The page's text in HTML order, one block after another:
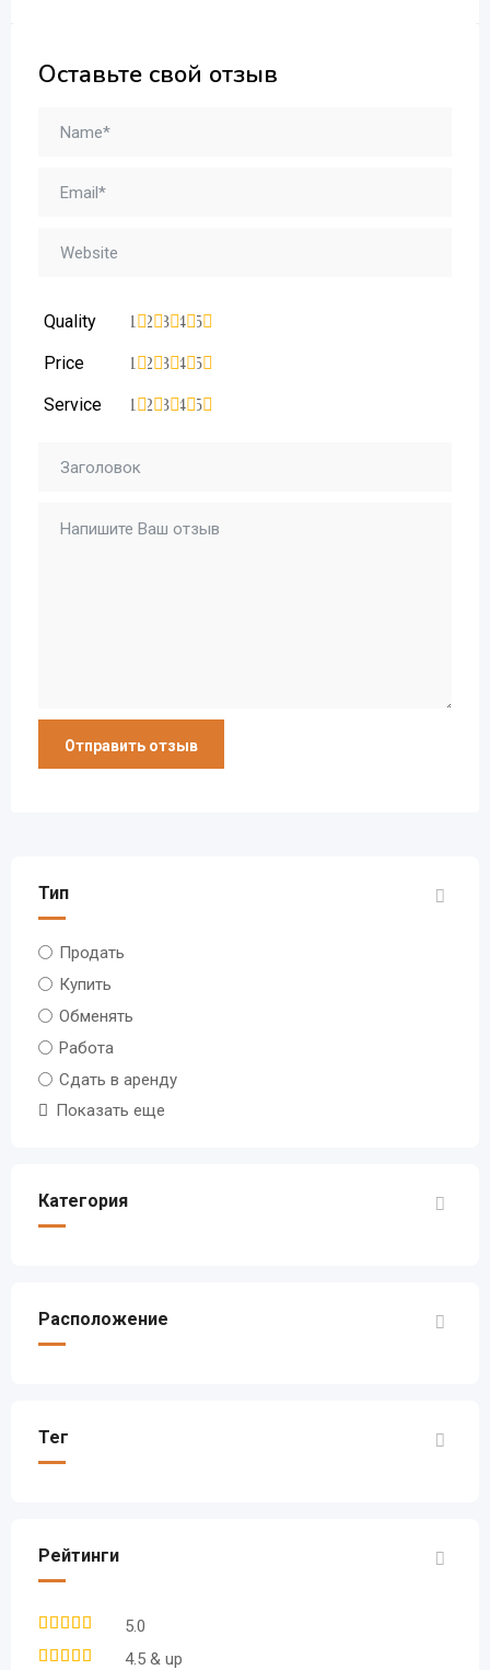
Оставьте свой отзыв
Quality 5
4
3
2
1
Price 5
4
3
2
1
Service 5
4
3
2
1
Тип
Продать
Купить
Обменять
Работа
Сдать в аренду
Показать еще
Категория
Расположение
Тег
Рейтинги
5.0
4.5 & up